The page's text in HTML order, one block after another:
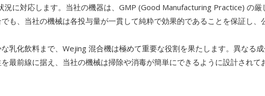
に対応します。当社の機器は、GMP (Good Manufacturing Practice) の厳
、当社の機械は各投与量が一貫して純粋で効果的であることを保証し、
乳化飲料まで、Wejing 混合機は極めて重要な役割を果たします。異なる
最前線に据え、当社の機械は掃除や消毒が簡単にできるように設計されて